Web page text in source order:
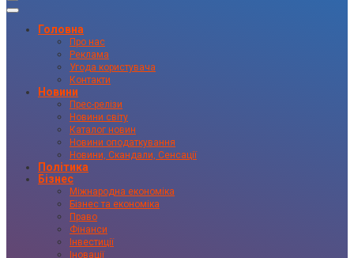
Головна
Про нас
Реклама
Угода користувача
Контакти
Новини
Прес-релізи
Новини світу
Каталог новин
Новини оподаткування
Новини, Скандали, Сенсації
Політика
Бізнес
Міжнародна економіка
Бізнес та економіка
Право
Фінанси
Інвестиції
Іновації